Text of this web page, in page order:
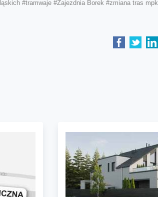
#tramwaje #Zajezdnia Borek #zmiana tras mpk